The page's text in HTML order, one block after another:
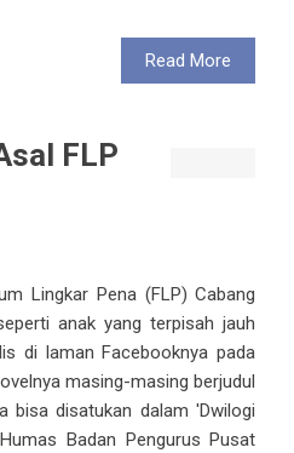
Read More
FLP
Lingkar Pena (FLP) Cabang
anak yang terpisah jauh
di laman Facebooknya pada
masing-masing berjudul
bisa disatukan dalam 'Dwilogi
Badan Pengurus Pusat